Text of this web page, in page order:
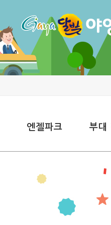
엔젤파크 부대